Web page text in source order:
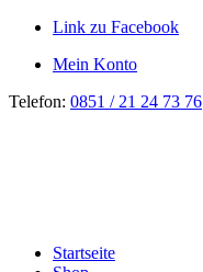
Link zu Facebook
Mein Konto
Telefon: 0851 / 21 24 73 76
Startseite